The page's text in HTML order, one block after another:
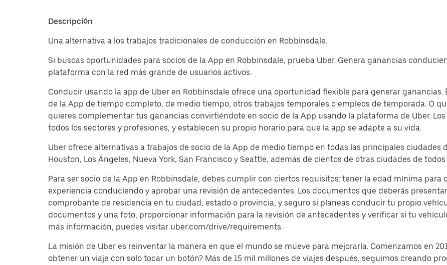
Descripción
Una alternativa a los trabajos tradicionales de conducción en Robbinsdale.
Si buscas oportunidades para socios de la App en Robbinsdale, prueba Uber. Genera ganancias
plataforma con la red más grande de usuarios activos.
Conducir usando la app de Uber en Robbinsdale ofrece una oportunidad flexible para generar
de la App de tiempo completo, de medio tiempo, otros trabajos temporales o empleos de temporada. O
quieres complementar tus ganancias convirtiéndote en socio de la App usando la plataforma de Uber.
todos los sectores y profesiones, y establecen su propio horario para que la app se adapte a su vida.
Uber ofrece alternativas a trabajos de socio de la App de medio tiempo en todas las principales ciudades
Houston, Los Ángeles, Nueva York, San Francisco y Seattle, además de cientos de otras ciudades de
Para ser socio de la App en Robbinsdale, debes cumplir con ciertos requisitos: tener la edad mínima
experiencia conduciendo y aprobar una revisión de antecedentes. Los documentos que deberás
comprobante de residencia en tu ciudad, estado o provincia, y seguro si planeas conducir tu propio
documentos y una foto, proporcionar información para la revisión de antecedentes y verificar si tu
más información, puedes visitar uber.com/drive/requirements.
La misión de Uber es reinventar la manera en que el mundo se mueve para mejorarla. Comenzamos en
obtener un viaje con solo tocar un botón? Más de 15 mil millones de viajes después, seguimos creando